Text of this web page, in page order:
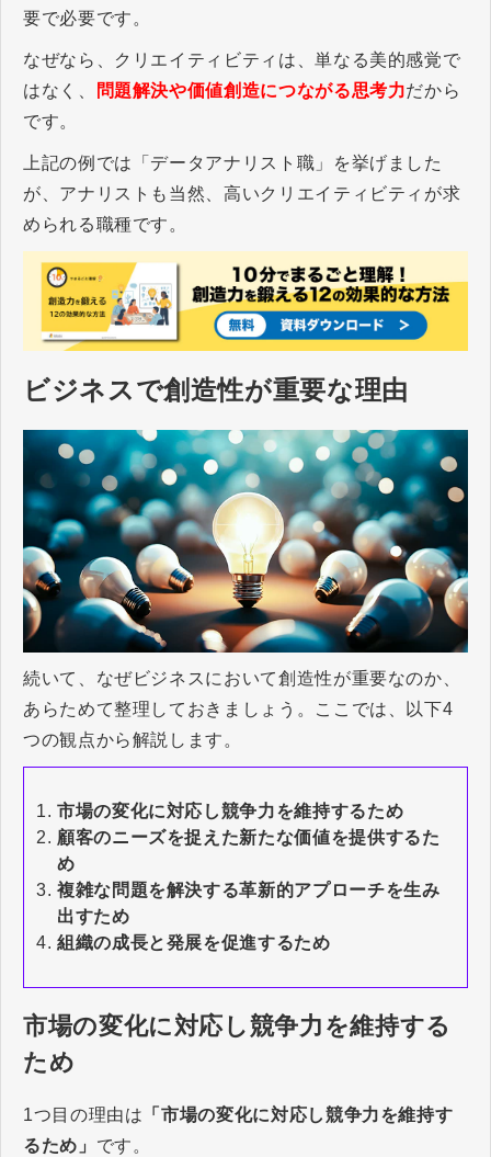
要で必要です。
なぜなら、クリエイティビティは、単なる美的感覚で
はなく、
問題解決や価値創造につながる思考力だから
です。
上記の例では「データアナリスト職」を挙げました
が、アナリストも当然、高いクリエイティビティが求
められる職種です。
ビジネスで創造性が重要な理由
続いて、なぜビジネスにおいて創造性が重要なのか、
あらためて整理しておきましょう。ここでは、以下4
つの観点から解説します。
市場の変化に対応し競争力を維持するため
顧客のニーズを捉えた新たな価値を提供するた
め
複雑な問題を解決する革新的アプローチを生み
出すため
組織の成長と発展を促進するため
市場の変化に対応し競争力を維持する
ため
1つ目の理由は 「市場の変化に対応し競争力を維持す
るため」 です。